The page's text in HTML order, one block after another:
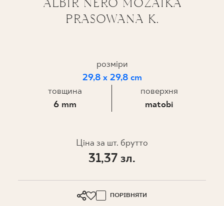
ПРОЄКТУВАННЯ
ПРО НАС
КОНТАКТ
PL EN SK DE UK RU
PRASOWANA K.
розміри
29,8 x 29,8 cm
товщина
6 mm
поверхня
matobi
Ціна за шт. брутто
31,37 зл.
ПОРІВНЯТИ